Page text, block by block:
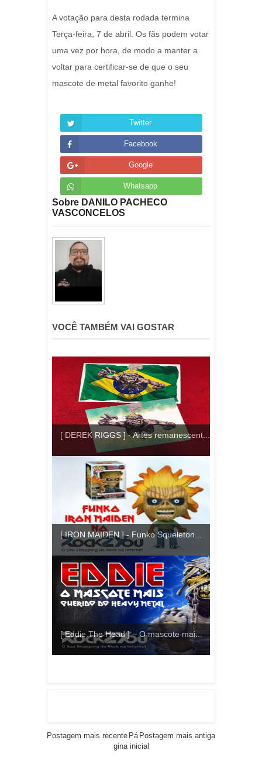
A votação para desta rodada termina
Terça-feira, 7 de abril. Os fãs podem votar
uma vez por hora, de modo a manter a
voltar para certificar-se de que o seu
mascote de metal favorito ganhe!
Twitter
Facebook
Google
Whatsapp
Sobre DANILO PACHECO
VASCONCELOS
VOCÊ TAMBÉM VAI GOSTAR
[ DEREK RIGGS ] - Artes remanescent...
[ IRON MAIDEN ] - Funko Squeleton...
[ Eddie The Head ] – O mascote mai...
Postagem mais recente Postagem mais antiga
Pá
gina inicial